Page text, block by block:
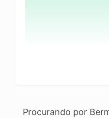
Procurando por